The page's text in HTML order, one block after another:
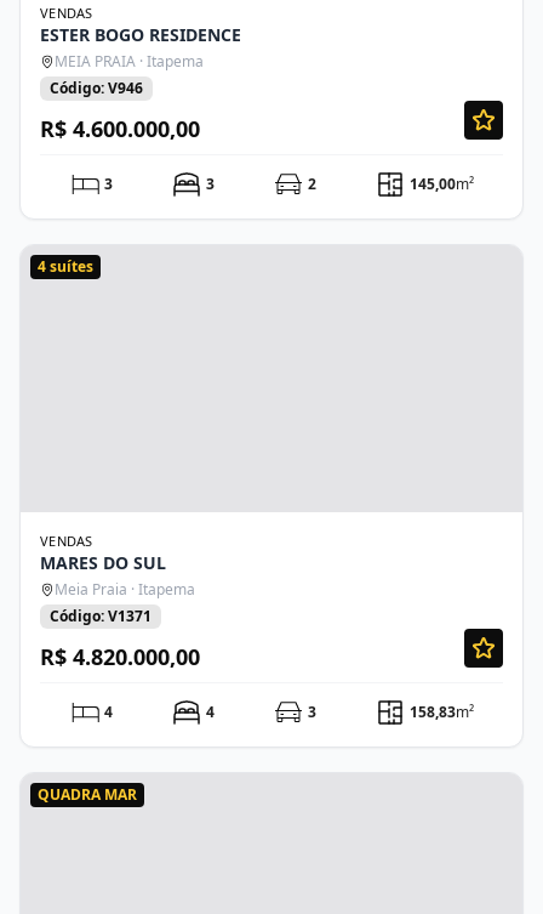
VENDAS
ESTER BOGO RESIDENCE
MEIA PRAIA · Itapema
Código: V946
R$ 4.600.000,00
3 3 2 145,00m²
4 suítes
VENDAS
MARES DO SUL
Meia Praia · Itapema
Código: V1371
R$ 4.820.000,00
4 4 3 158,83m²
QUADRA MAR